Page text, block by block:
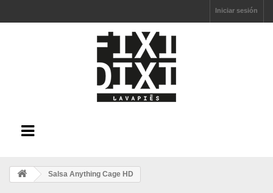
Iniciar sesión
Salsa Anything Cage HD